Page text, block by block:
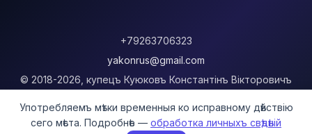
+79263706323
yakonrus@gmail.com
© 2018-2026, купецъ Куюковъ Константінъ Вікторовичъ
О донесеніи
Устроеніе о возвращеніи
Употребляемъ мѣтки временныя ко исправному дѣйствію
сего мѣста. Подробнѣе — обработка личныхъ свѣдѣній